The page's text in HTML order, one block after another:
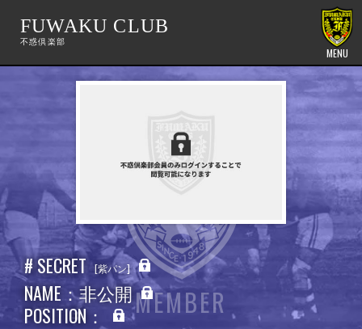
FUWAKU CLUB
MENU
MEMBER
# SECRET 紫パン
NAME：非公開
POSITION：